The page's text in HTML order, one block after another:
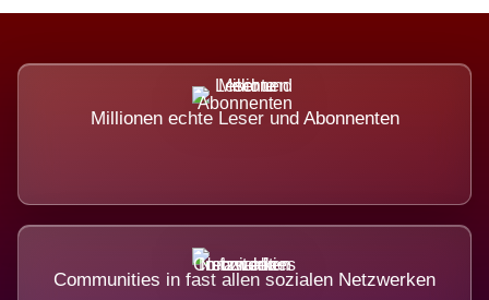
Millionen echte Leser und Abonnenten
Communities in fast allen sozialen Netzwerken